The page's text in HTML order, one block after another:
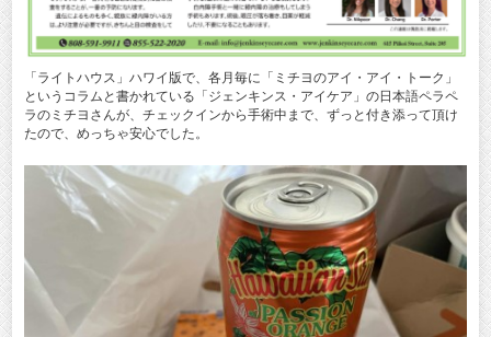
「ライトハウス」ハワイ版で、各月毎に「ミチヨのアイ・アイ・トーク」
というコラムと書かれている「ジェンキンス・アイケア」の日本語ペラペ
ラのミチヨさんが、チェックインから手術中まで、ずっと付き添って頂け
たので、めっちゃ安心でした。